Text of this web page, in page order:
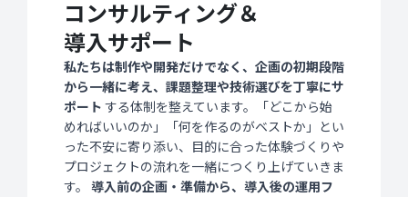
コンサルティング＆
導入サポート
私たちは制作や開発だけでなく、企画の初期段階
から一緒に考え、課題整理や技術選びを丁寧にサ
ポート する体制を整えています。「どこから始
めればいいのか」「何を作るのがベストか」とい
った不安に寄り添い、目的に合った体験づくりや
プロジェクトの流れを一緒につくり上げていきま
す。 導入前の企画・準備から、導入後の運用フ